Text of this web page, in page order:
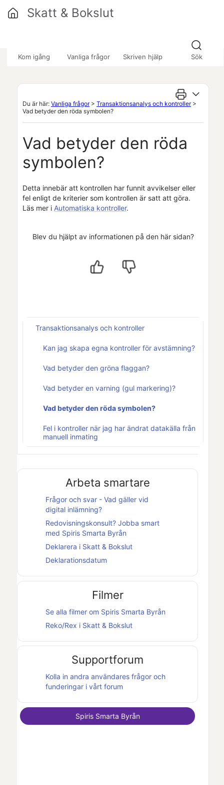
Kom igång Vanliga frågor Skriven hjälp Sök
Skatt & Bokslut
Du är här: Vanliga frågor> Transaktionsanalys och kontroller>
Vad betyder den röda symbolen?
Vad betyder den röda
symbolen?
Detta innebär att kontrollen har funnit avvikelser eller
fel enligt de kriterier som kontrollen är satt att göra.
Läs mer i Automatiska kontroller.
Blev du hjälpt av informationen på den här sidan?
Transaktionsanalys och kontroller
Kan jag skapa egna kontroller för avstämning?
Vad betyder den gröna flaggan?
Vad betyder en varning (gul markering)?
Vad betyder den röda symbolen?
Fel i kontroller när jag har ändrat datakälla från
manuell inmating
Arbeta smartare
Frågor och svar - Vad gäller vid
digital inlämning?
Redovisningskonsult? Jobba smart
med Spiris Smarta Byrån
Deklarera i Skatt & Bokslut
Deklarationsdatum
Filmer
Se alla filmer om Spiris Smarta Byrån
Reko/Rex i Skatt & Bokslut
Supportforum
Kolla in andra användares frågor och
funderingar i vårt forum
Spiris Smarta Byrån